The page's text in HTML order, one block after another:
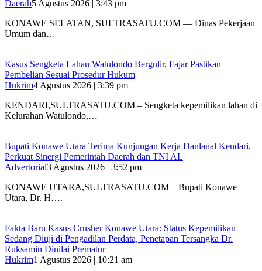
Daerah5 Agustus 2026 | 3:43 pm
KONAWE SELATAN, SULTRASATU.COM — Dinas Pekerjaan
Umum dan…
‎Kasus Sengketa Lahan Watulondo Bergulir, Fajar Pastikan
Pembelian Sesuai Prosedur Hukum
Hukrim4 Agustus 2026 | 3:39 pm
KENDARI,SULTRASATU.COM – ‎Sengketa kepemilikan lahan di
Kelurahan Watulondo,…
Bupati Konawe Utara Terima Kunjungan Kerja Danlanal Kendari,
Perkuat Sinergi Pemerintah Daerah dan TNI AL
Advertorial3 Agustus 2026 | 3:52 pm
‎KONAWE UTARA,SULTRASATU.COM – Bupati Konawe
Utara, Dr. H….
Fakta Baru Kasus Crusher Konawe Utara: Status Kepemilikan
Sedang Diuji di Pengadilan Perdata, Penetapan Tersangka Dr.
Ruksamin Dinilai Prematur
Hukrim1 Agustus 2026 | 10:21 am